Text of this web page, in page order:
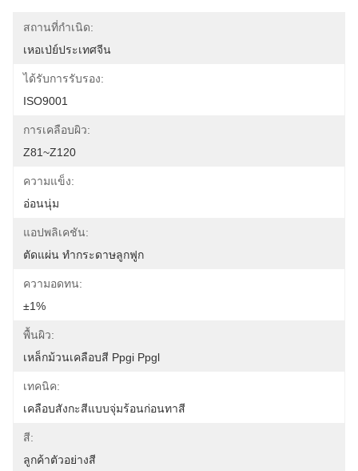
สถานที่กำเนิด:
เหอเป่ย์ประเทศจีน
ได้รับการรับรอง:
ISO9001
การเคลือบผิว:
Z81~Z120
ความแข็ง:
อ่อนนุ่ม
แอปพลิเคชัน:
ตัดแผ่น ทำกระดาษลูกฟูก
ความอดทน:
±1%
พื้นผิว:
เหล็กม้วนเคลือบสี Ppgi Ppgl
เทคนิค:
เคลือบสังกะสีแบบจุ่มร้อนก่อนทาสี
สี:
ลูกค้าตัวอย่างสี